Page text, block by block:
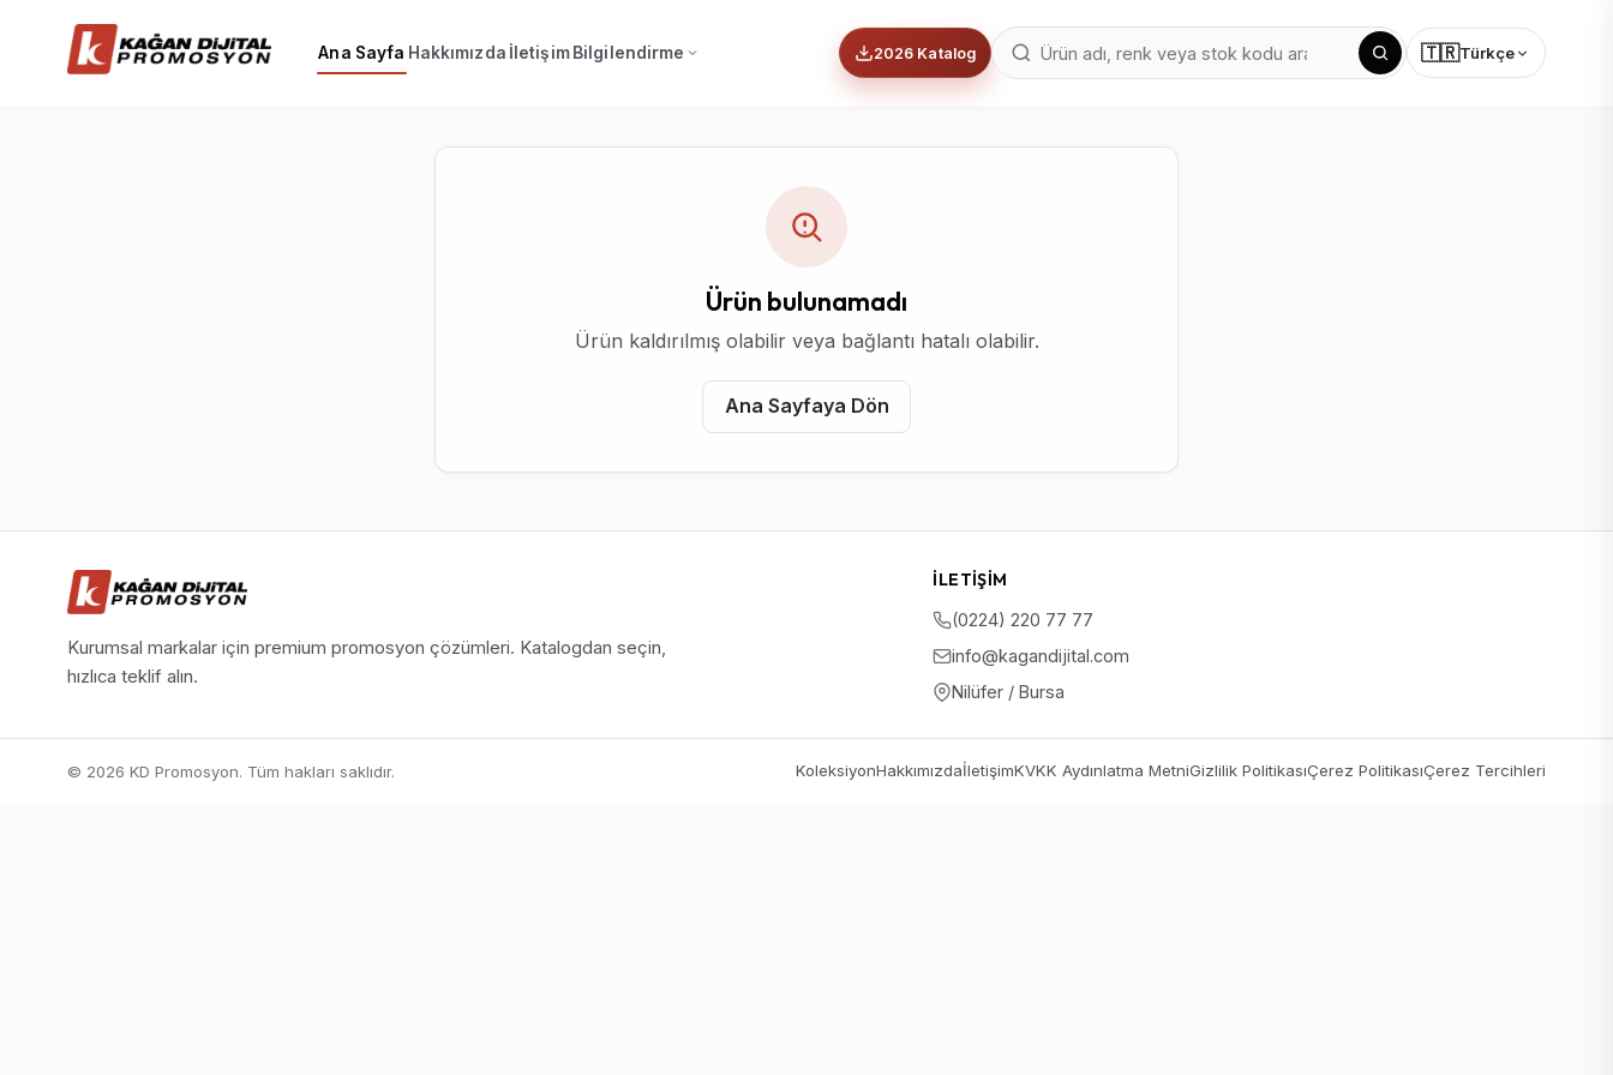
Ana Sayfa Hakkımızda İletişim Bilgilendirme 2026 Katalog 🇹🇷Türkçe
Ürün bulunamadı
Ürün kaldırılmış olabilir veya bağlantı hatalı olabilir.
Ana Sayfaya Dön
Kurumsal markalar için premium promosyon çözümleri. Katalogdan seçin,
hızlıca teklif alın.
İLETIŞIM
(0224) 220 77 77
info@kagandijital.com
Nilüfer / Bursa
© 2026 KD Promosyon. Tüm hakları saklıdır. KoleksiyonHakkımızdaİletişimKVKK Aydınlatma MetniGizlilik PolitikasıÇerez PolitikasıÇerez Tercihleri